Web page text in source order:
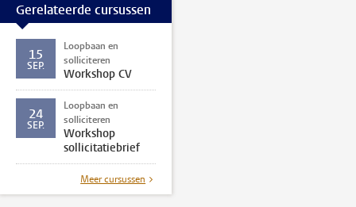
Gerelateerde cursussen
15
SEP.
Loopbaan en
solliciteren
Workshop CV
24
SEP.
Loopbaan en
solliciteren
Workshop
sollicitatiebrief
Meer cursussen